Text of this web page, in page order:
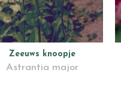
Zeeuws knoopje
Astrantia major